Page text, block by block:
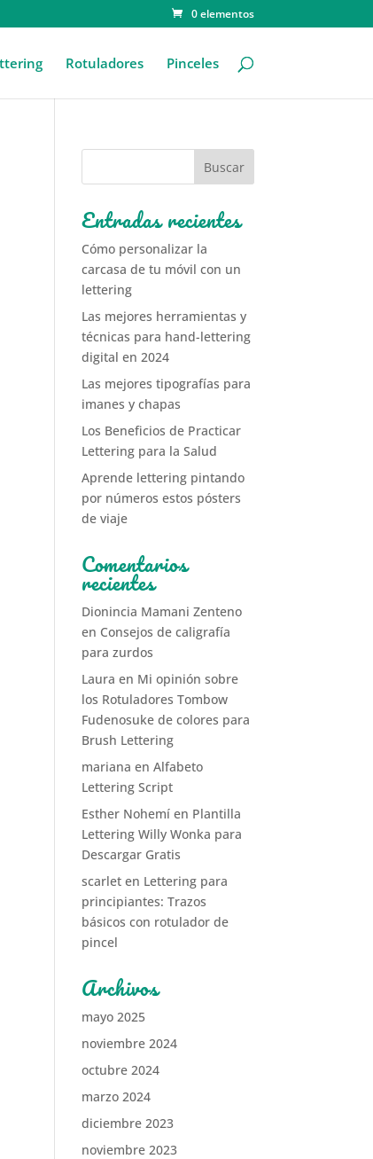
0 elementos
Rotuladores Pinceles
Entradas recientes
Cómo personalizar la
carcasa de tu móvil con un
lettering
Las mejores herramientas y
técnicas para hand-lettering
digital en 2024
Las mejores tipografías para
imanes y chapas
Los Beneficios de Practicar
Lettering para la Salud
Aprende lettering pintando
por números estos pósters
de viaje
Comentarios
recientes
Dionincia Mamani Zenteno
en Consejos de caligrafía
para zurdos
Laura en Mi opinión sobre
los Rotuladores Tombow
Fudenosuke de colores para
Brush Lettering
mariana enAlfabeto
Lettering Script
Esther Nohemí en Plantilla
Lettering Willy Wonka para
Descargar Gratis
scarlet en Lettering para
principiantes: Trazos
básicos con rotulador de
pincel
Archivos
mayo 2025
noviembre 2024
octubre 2024
marzo 2024
diciembre 2023
noviembre 2023